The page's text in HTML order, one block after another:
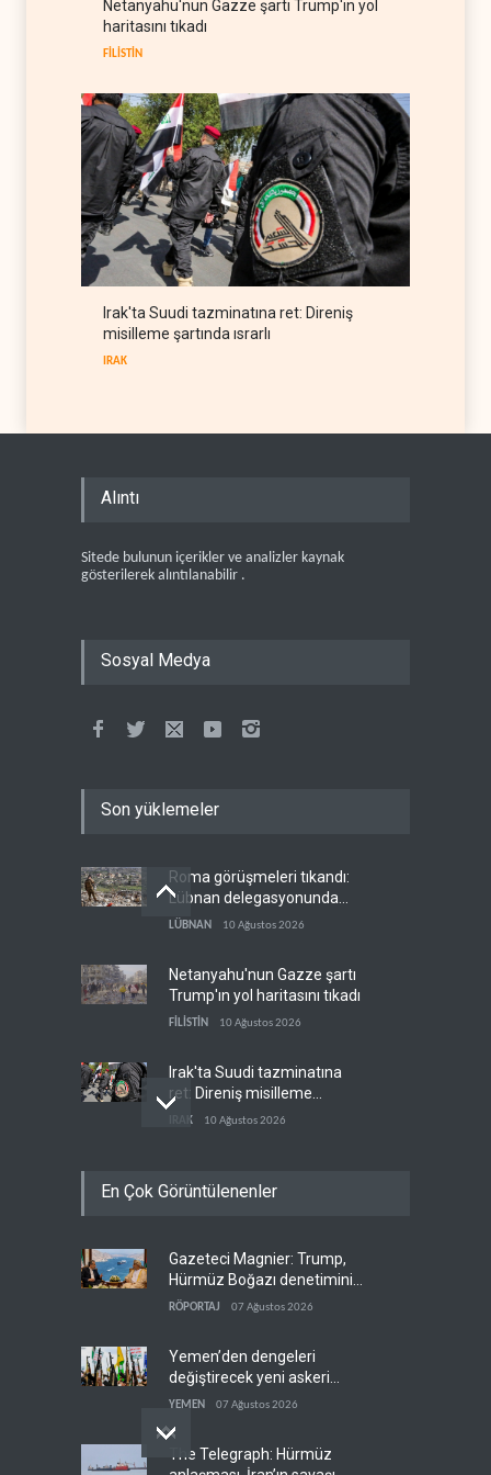
geçişe ücret öngören tasarı
Netanyahu'nun Gazze şartı Trump'ın yol
haritasını tıkadı
FİLİSTİN
Irak'ta Suudi tazminatına ret: Direniş
misilleme şartında ısrarlı
IRAK
Alıntı
Sitede bulunun içerikler ve analizler kaynak
gösterilerek alıntılanabilir .
Sosyal Medya
Son yüklemeler
Roma görüşmeleri tıkandı:
Lübnan delegasyonunda
anlaşmazlık çıktı
LÜBNAN 10 Ağustos 2026
Netanyahu'nun Gazze şartı
Trump'ın yol haritasını tıkadı
FİLİSTİN 10 Ağustos 2026
Irak'ta Suudi tazminatına
ret: Direniş misilleme
şartında ısrarlı
IRAK 10 Ağustos 2026
güçlerinin Muha'daki askeri
Nüceba Hareketi: ABD'nin
Irak petrolü üzerindeki
hakimiyeti bitmeli
En Çok Görüntülenenler
Gazeteci Magnier: Trump,
Hürmüz Boğazı denetimini
doğrudan İran ve Umman'a
RÖPORTAJ 07 Ağustos 2026
Yemen’den dengeleri
değiştirecek yeni askeri
denklem
YEMEN 07 Ağustos 2026
The Telegraph: Hürmüz